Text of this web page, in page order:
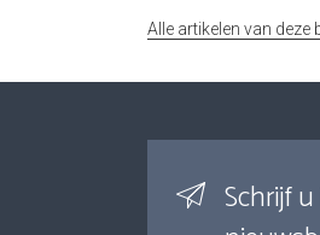
Alle artikelen van deze
Schrijf